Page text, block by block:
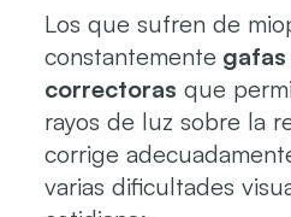
Los que sufren de
constantemente
correctoras que
rayos de luz sobre la
corrige
varias dificultades